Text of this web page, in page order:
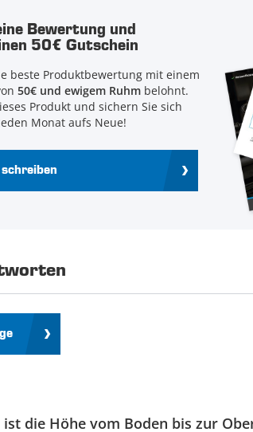
Bewertung und
50€ Gutschein
beste Produktbewertung mit einem
50€ und ewigem Ruhm belohnt.
Produkt und sichern Sie sich
Monat aufs Neue!
ist die Höhe vom Boden bis zur